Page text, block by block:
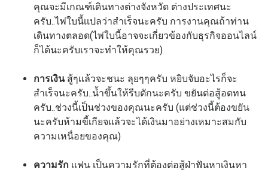
คุณจะมีเกณฑ์เดินทางต่างจังหวัด ต่างประเทศนะ
ครับ..ไพ่ใบนี้เเปลว่าสำเร็จนะครับ การงานคุณถ้าท่าน
เดินทางตลอด(ไพ่ใบนี้อาจจะเกี่ยวข้องกับธุรกิจออนไลน์
ก็ได้นะครับเราจะทำให้คุณรวย)
การเงิน สู้ๆเเล้วจะชนะ ลุยๆๆครับ หยิบจับอะไรก็จะ
สำเร็จนะครับ..น้ำขึ้นให้รีบตักนะครับ ขยันต่อสู้อดทน
ครับ..ช่วงนี้เป็นช่วงของคุณนะครับ (แต่ช่วงนี้ต้องขยัน
นะครับห้ามขี้เกียจแล้วจะได้เงินมาอย่างเหมาะสมกับ
ความเหนื่อยของคุณ)
ความรัก เเฟน เป็นความรักที่ต้องต่อสู้ฝ่าฟันหาเงินหา